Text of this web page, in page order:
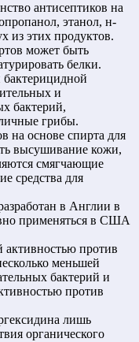
антисептиков на
этанол, н-
из этих продуктов.
может быть
белки.
и
бактерий,
грибы.
на основе спирта для
высушивание кожи,
смягчающие
средства для
в Англии в
применяться в США
активностью против
меньшей
бактерий и
против
лишь
органического